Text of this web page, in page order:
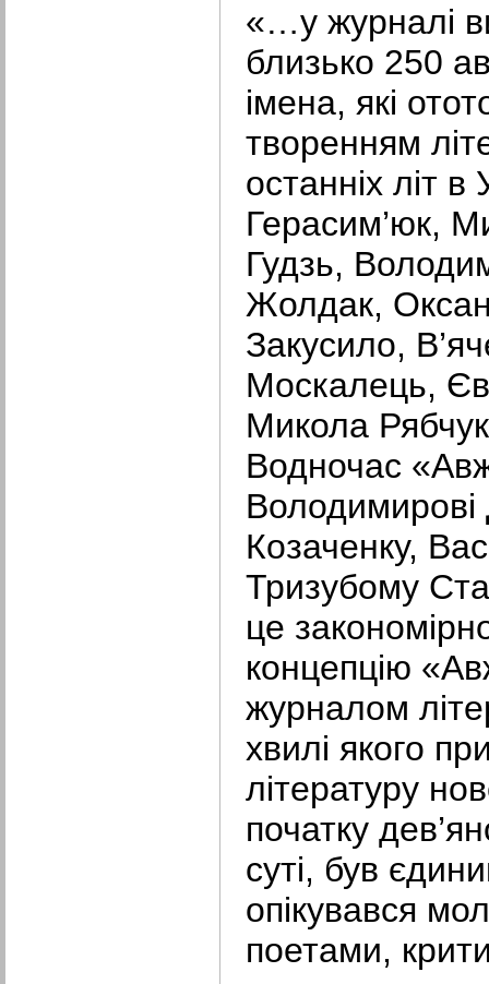
«…у журналі
близько 250
імена, які
творенням
останніх літ в
Герасим’юк,
Гудзь,
Жолдак,
Закусило,
Москалець,
Микола
Водночас
Володимирові
Козаченку,
Тризубому
це
концепцію
журналом
хвилі якого
літературу
початку
суті, був
опікувався
поетами,